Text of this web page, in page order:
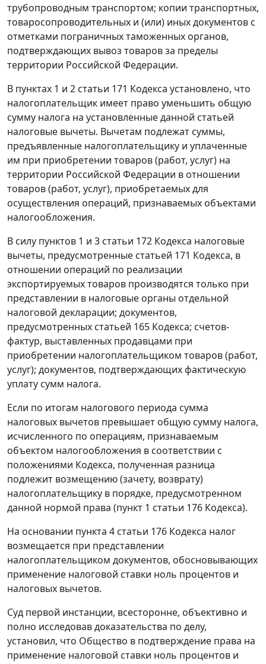
трубопроводным транспортом; копии транспортных,
товаросопроводительных и (или) иных документов с
отметками пограничных таможенных органов,
подтверждающих вывоз товаров за пределы
территории Российской Федерации.
В пунктах 1 и 2 статьи 171 Кодекса установлено, что
налогоплательщик имеет право уменьшить общую
сумму налога на установленные данной статьей
налоговые вычеты. Вычетам подлежат суммы,
предъявленные налогоплательщику и уплаченные
им при приобретении товаров (работ, услуг) на
территории Российской Федерации в отношении
товаров (работ, услуг), приобретаемых для
осуществления операций, признаваемых объектами
налогообложения.
В силу пунктов 1 и 3 статьи 172 Кодекса налоговые
вычеты, предусмотренные статьей 171 Кодекса, в
отношении операций по реализации
экспортируемых товаров производятся только при
представлении в налоговые органы отдельной
налоговой декларации; документов,
предусмотренных статьей 165 Кодекса; счетов-
фактур, выставленных продавцами при
приобретении налогоплательщиком товаров (работ,
услуг); документов, подтверждающих фактическую
уплату сумм налога.
Если по итогам налогового периода сумма
налоговых вычетов превышает общую сумму налога,
исчисленного по операциям, признаваемым
объектом налогообложения в соответствии с
положениями Кодекса, полученная разница
подлежит возмещению (зачету, возврату)
налогоплательщику в порядке, предусмотренном
данной нормой права (пункт 1 статьи 176 Кодекса).
На основании пункта 4 статьи 176 Кодекса налог
возмещается при представлении
налогоплательщиком документов, обосновывающих
применение налоговой ставки ноль процентов и
налоговых вычетов.
Суд первой инстанции, всесторонне, объективно и
полно исследовав доказательства по делу,
установил, что Общество в подтверждение права на
применение налоговой ставки ноль процентов и